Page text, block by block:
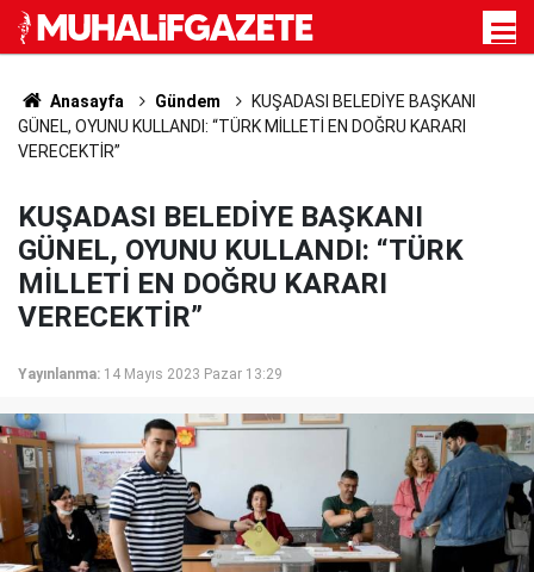
Anasayfa Gündem
KUŞADASI BELEDİYE BAŞKANI
GÜNEL, OYUNU KULLANDI: “TÜRK MİLLETİ EN DOĞRU KARARI
VERECEKTİR”
KUŞADASI BELEDİYE BAŞKANI
GÜNEL, OYUNU KULLANDI: “TÜRK
MİLLETİ EN DOĞRU KARARI
VERECEKTİR”
Yayınlanma: 14 Mayıs 2023 Pazar 13:29